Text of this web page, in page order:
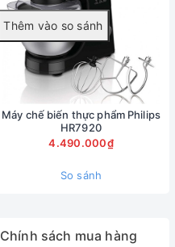
Máy chế biến thực phẩm Philips
HR7920
4.490.000₫
So sánh
Chính sách mua hàng